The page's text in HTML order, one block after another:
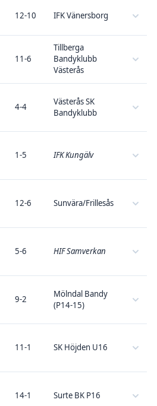
12-10 IFK Vänersborg
11-6
Tillberga
Bandyklubb
Västerås
4-4
Västerås SK
Bandyklubb
1-5 IFK Kungälv
12-6 Sunvära/Frillesås
5-6 HIF Samverkan
9-2
Mölndal Bandy
(P14-15)
11-1 SK Höjden U16
14-1 Surte BK P16